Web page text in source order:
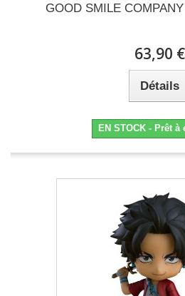
GOOD SMILE
63,90 €
Détails
EN STOCK - Prêt à